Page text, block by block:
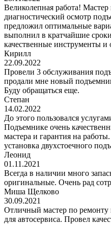
Великолепная работа!
диагностический осмотр
предложил оптимальные
выполнил в кратчайшие
качественные инструменты и
Кирилл
22.09.2022
Провели 3 обслуживания
продали мне новый
Буду обращаться еще.
Степан
14.02.2022
До этого пользовался
Подъемнике очень
мастера и гарантия на
установка двухстоечного
Леонид
01.11.2021
Всегда в наличии много
оригинальные. Очень рад
Миша Щелково
30.09.2021
Отличный мастер по ремонту
для автосервиса. Провел